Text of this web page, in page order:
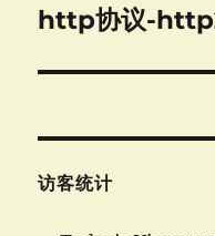
Next
http协议-
访客统计